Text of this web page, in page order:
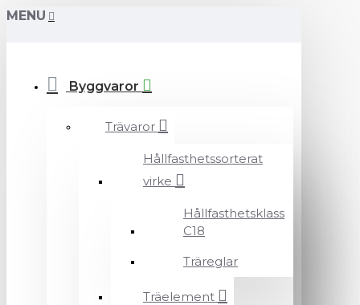
MENU
Byggvaror
Trävaror
Hållfasthetssorterat
virke
Hållfasthetsklass
C18
Träreglar
Träelement